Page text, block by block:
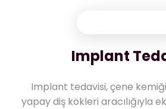
Implant
Implant tedavisi, çene
yapay diş kökleri aracılığıyla